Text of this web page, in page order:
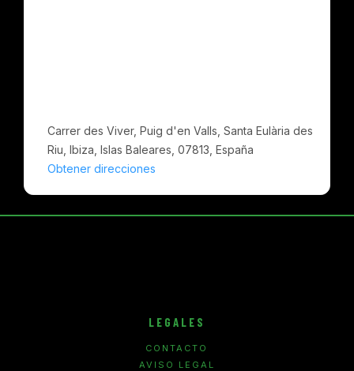
Carrer des Viver, Puig d'en Valls, Santa Eulària des
Riu, Ibiza, Islas Baleares, 07813, España
Obtener direcciones
LEGALES
CONTACTO
AVISO LEGAL